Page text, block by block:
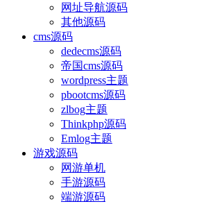
网址导航源码
其他源码
cms源码
dedecms源码
帝国cms源码
wordpress主题
pbootcms源码
zlbog主题
Thinkphp源码
Emlog主题
游戏源码
网游单机
手游源码
端游源码